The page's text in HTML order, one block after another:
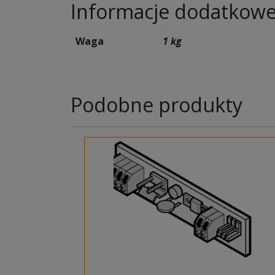
Informacje
Waga 1 kg
Podobne produkty